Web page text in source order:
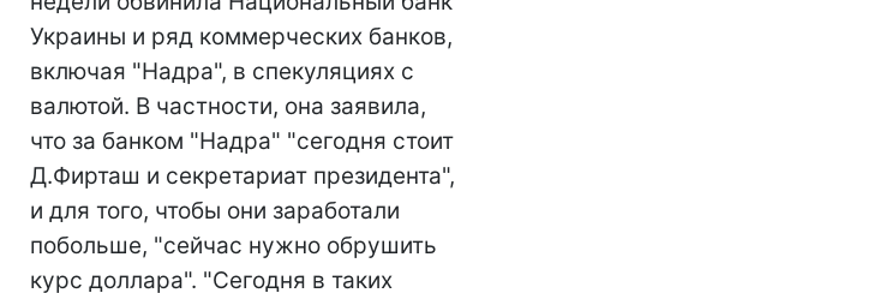
Украины и ряд коммерческих банков,
включая "Надра", в спекуляциях с
валютой. В частности, она заявила,
что за банком "Надра" "сегодня стоит
Д.Фирташ и секретариат президента",
и для того, чтобы они заработали
побольше, "сейчас нужно обрушить
курс доллара". "Сегодня в таких